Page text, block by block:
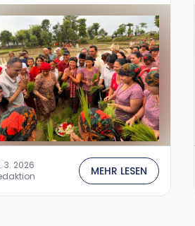
of Maryland, deckt ein
Paradoxon in der
von
bezüglich …
3. 2026
MEHR LESEN